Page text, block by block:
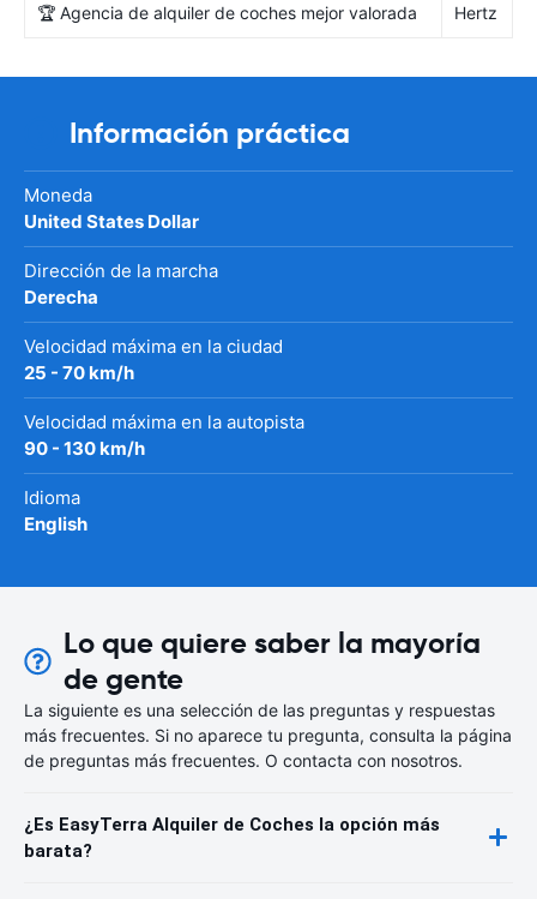
🏆 Agencia de alquiler de coches mejor valorada Hertz
Información práctica
Moneda
United States Dollar
Dirección de la marcha
Derecha
Velocidad máxima en la ciudad
25 - 70 km/h
Velocidad máxima en la autopista
90 - 130 km/h
Idioma
English
Lo que quiere saber la mayoría
de gente
La siguiente es una selección de las preguntas y respuestas
más frecuentes. Si no aparece tu pregunta, consulta la página
de preguntas más frecuentes. O contacta con nosotros.
¿Es EasyTerra Alquiler de Coches la opción más
barata?